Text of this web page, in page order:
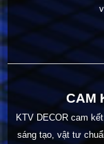
CAM
KTV DECOR cam
sáng tạo, vật tư